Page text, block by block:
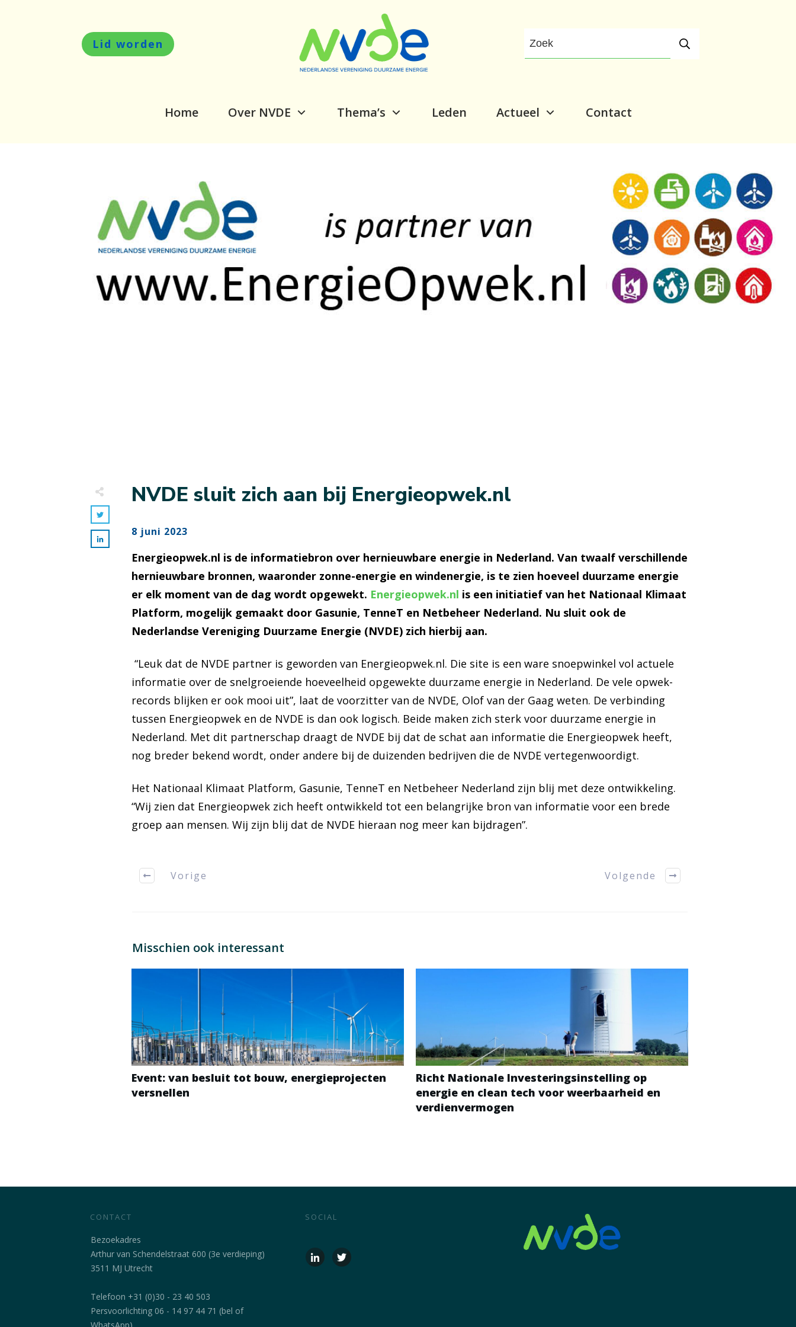
Lid worden
Home Over NVDE Thema’s Leden Actueel Contact
NVDE sluit zich aan bij Energieopwek.nl
8 juni 2023
Energieopwek.nl is de informatiebron over hernieuwbare energie in Nederland. Van twaalf verschillende
hernieuwbare bronnen, waaronder zonne-energie en windenergie, is te zien hoeveel duurzame energie
er elk moment van de dag wordt opgewekt. Energieopwek.nl is een initiatief van het Nationaal Klimaat
Platform, mogelijk gemaakt door Gasunie, TenneT en Netbeheer Nederland. Nu sluit ook de
Nederlandse Vereniging Duurzame Energie (NVDE) zich hierbij aan.
“Leuk dat de NVDE partner is geworden van Energieopwek.nl. Die site is een ware snoepwinkel vol actuele
informatie over de snelgroeiende hoeveelheid opgewekte duurzame energie in Nederland. De vele opwek-
records blijken er ook mooi uit”, laat de voorzitter van de NVDE, Olof van der Gaag weten. De verbinding
tussen Energieopwek en de NVDE is dan ook logisch. Beide maken zich sterk voor duurzame energie in
Nederland. Met dit partnerschap draagt de NVDE bij dat de schat aan informatie die Energieopwek heeft,
nog breder bekend wordt, onder andere bij de duizenden bedrijven die de NVDE vertegenwoordigt.
Het Nationaal Klimaat Platform, Gasunie, TenneT en Netbeheer Nederland zijn blij met deze ontwikkeling.
“Wij zien dat Energieopwek zich heeft ontwikkeld tot een belangrijke bron van informatie voor een brede
groep aan mensen. Wij zijn blij dat de NVDE hieraan nog meer kan bijdragen”.
Vorige Volgende
Misschien ook interessant
Event: van besluit tot bouw, energieprojecten
versnellen
Richt Nationale Investeringsinstelling op
energie en clean tech voor weerbaarheid en
verdienvermogen
CONTACT
Bezoekadres
Arthur van Schendelstraat 600 (3e verdieping)
3511 MJ Utrecht
Telefoon +31 (0)30 - 23 40 503
Persvoorlichting 06 - 14 97 44 71 (bel of
SOCIAL